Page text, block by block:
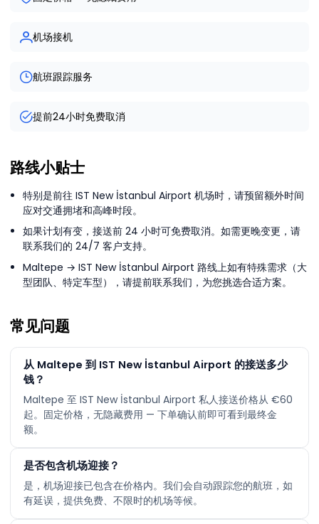
机场接机
航班跟踪服务
提前24小时免费取消
路线小贴士
特别是前往 IST New İstanbul Airport 机场时，请预留额外时间
应对交通拥堵和高峰时段。
如果计划有变，接送前 24 小时可免费取消。如需更晚变更，请
联系我们的 24/7 客户支持。
Maltepe → IST New İstanbul Airport 路线上如有特殊需求（大
型团队、特定车型），请提前联系我们，为您挑选合适方案。
常见问题
从 Maltepe 到 IST New İstanbul Airport 的接送多少
钱？
Maltepe 至 IST New İstanbul Airport 私人接送价格从 €60
起。固定价格，无隐藏费用 — 下单确认前即可看到最终金
额。
是否包含机场迎接？
是，机场迎接已包含在价格内。我们会自动跟踪您的航班，如
有延误，提供免费、不限时的机场等候。